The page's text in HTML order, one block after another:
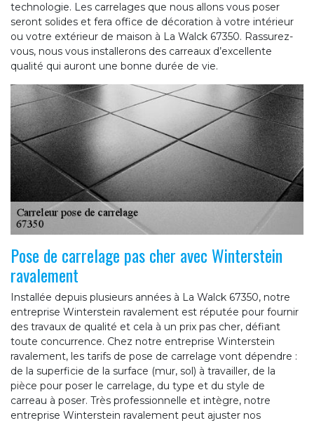
technologie. Les carrelages que nous allons vous poser
seront solides et fera office de décoration à votre intérieur
ou votre extérieur de maison à La Walck 67350. Rassurez-
vous, nous vous installerons des carreaux d’excellente
qualité qui auront une bonne durée de vie.
Pose de carrelage pas cher avec Winterstein
ravalement
Installée depuis plusieurs années à La Walck 67350, notre
entreprise Winterstein ravalement est réputée pour fournir
des travaux de qualité et cela à un prix pas cher, défiant
toute concurrence. Chez notre entreprise Winterstein
ravalement, les tarifs de pose de carrelage vont dépendre :
de la superficie de la surface (mur, sol) à travailler, de la
pièce pour poser le carrelage, du type et du style de
carreau à poser. Très professionnelle et intègre, notre
entreprise Winterstein ravalement peut ajuster nos